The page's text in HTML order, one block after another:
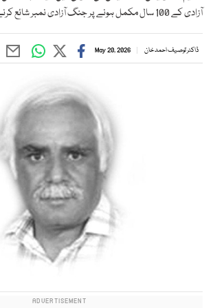
آزادی کے 100 سال مکمل ہونے پر جنگ آزادی نمبر شائع کرنے کا فیصلہ کیا۔
ڈاکٹر توصیف احمد خان May 20, 2026